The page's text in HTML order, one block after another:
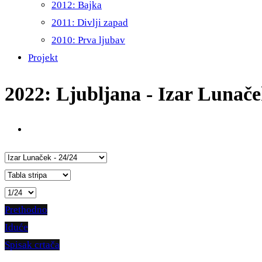
2012: Bajka
2011: Divlji zapad
2010: Prva ljubav
Projekt
2022: Ljubljana - Izar
Prethodno
Iduće
Spisak crtača